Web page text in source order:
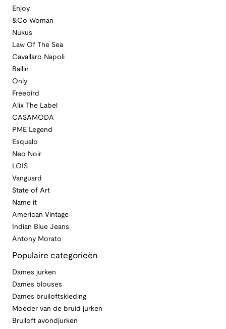
Enjoy
&Co Woman
Nukus
Law Of The Sea
Cavallaro Napoli
Ballin
Only
Freebird
Alix The Label
CASAMODA
PME Legend
Esqualo
Neo Noir
LOIS
Vanguard
State of Art
Name it
American Vintage
Indian Blue Jeans
Antony Morato
Populaire categorieën
Dames jurken
Dames blouses
Dames bruiloftskleding
Moeder van de bruid jurken
Bruiloft avondjurken